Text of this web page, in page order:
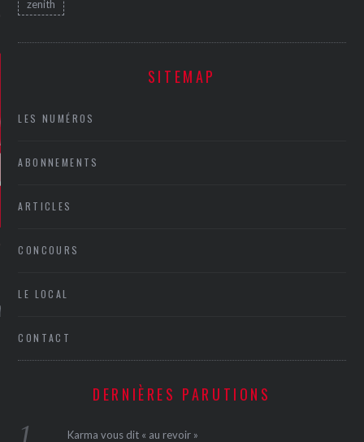
KARMA –
ANNIVERSAIRE
zenith
SITEMAP
LES NUMÉROS
ABONNEMENTS
ARTICLES
CONCOURS
LE LOCAL
CONTACT
DERNIÈRES PARUTIONS
Karma vous dit « au revoir »